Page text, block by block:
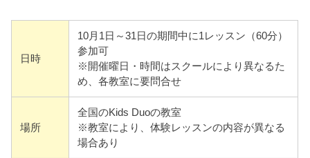
日時
10月1日～31日の期間中に1レッスン（60分）
参加可
※開催曜日・時間はスクールにより異なるた
め、各教室に要問合せ
場所
全国のKids Duoの教室
※教室により、体験レッスンの内容が異なる
場合あり